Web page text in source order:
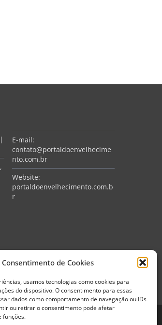
de Cookies
usamos tecnologias como cookies para
do dispositivo. O consentimento para essas
dados como comportamento de navegação ou IDs
ou retirar o consentimento pode afetar
funções.
E-mail:
contato@portaldoenvelhecime
nto.com.br
Website:
portaldoenvelhecimento.com.b
r
Termos de Uso